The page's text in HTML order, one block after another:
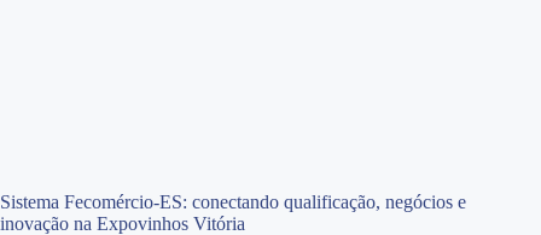
Sistema Fecomércio-ES: conectando qualificação, negócios e
inovação na Expovinhos Vitória